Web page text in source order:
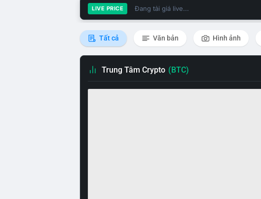
LIVE PRICE Đang tải giá live...
Tất cả Văn bản Hình ảnh
Trung Tâm Crypto (BTC)